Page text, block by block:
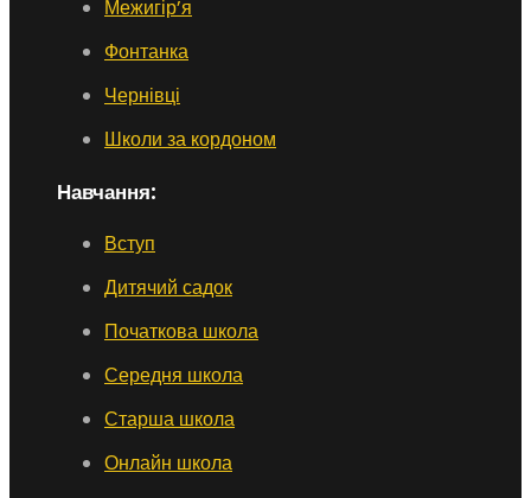
Межигір’я
Фонтанка
Чернівці
Школи за кордоном
Навчання:
Вступ
Дитячий садок
Початкова школа
Середня школа
Старша школа
Онлайн школа